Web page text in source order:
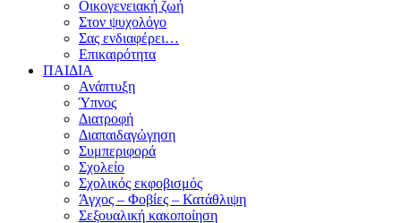
Οικογενειακή ζωή
Στον ψυχολόγο
Σας ενδιαφέρει…
Επικαιρότητα
ΠΑΙΔΙΑ
Ανάπτυξη
Ύπνος
Διατροφή
Διαπαιδαγώγηση
Συμπεριφορά
Σχολείο
Σχολικός εκφοβισμός
Άγχος – Φοβίες – Κατάθλιψη
Σεξουαλική κακοποίηση